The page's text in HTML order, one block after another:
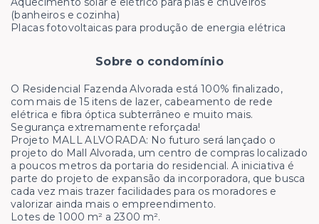
(banheiros e cozinha)
Placas fotovoltaicas para produção de energia elétrica
Sobre o condomínio
O Residencial Fazenda Alvorada está 100% finalizado,
com mais de 15 itens de lazer, cabeamento de rede
elétrica e fibra óptica subterrâneo e muito mais.
Segurança extremamente reforçada!
Projeto MALL ALVORADA: No futuro será lançado o
projeto do Mall Alvorada, um centro de compras localizado
a poucos metros da portaria do residencial. A iniciativa é
parte do projeto de expansão da incorporadora, que busca
cada vez mais trazer facilidades para os moradores e
valorizar ainda mais o empreendimento.
Lotes de 1000 m² a 2300 m².